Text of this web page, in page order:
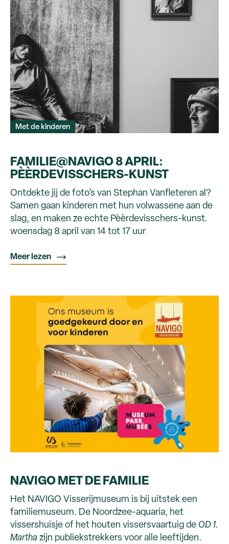
Met de kinderen
FAMILIE@NAVIGO 8 APRIL:
PÈÈRDEVISSCHERS-KUNST
Ontdekte jij de foto’s van Stephan Vanfleteren al?
Samen gaan kinderen met hun volwassene aan de
slag, en maken ze echte Pèèrdevisschers-kunst.
woensdag 8 april van 14 tot 17 uur
Meer lezen
NAVIGO MET DE FAMILIE
Het NAVIGO Visserijmuseum is bij uitstek een
familiemuseum. De Noordzee-aquaria, het
vissershuisje of het houten vissersvaartuig de OD 1.
Martha zijn publiekstrekkers voor alle leeftijden.